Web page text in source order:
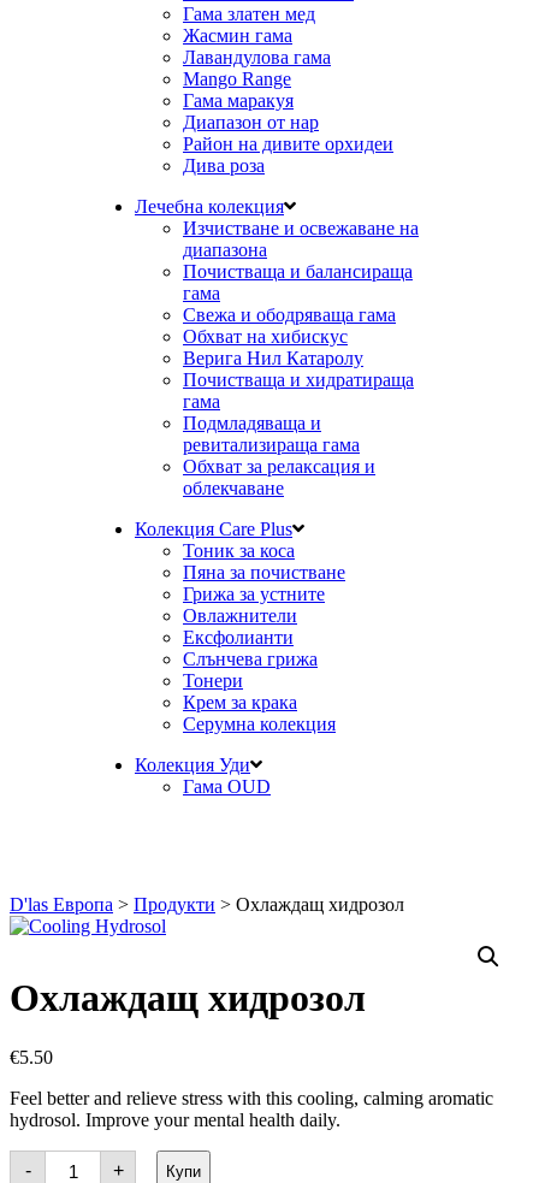
Гама златен мед
Жасмин гама
Лавандулова гама
Mango Range
Гама маракуя
Диапазон от нар
Район на дивите орхидеи
Дива роза
Лечебна колекция
Изчистване и освежаване на
диапазона
Почистваща и балансираща
гама
Свежа и ободряваща гама
Обхват на хибискус
Верига Нил Катаролу
Почистваща и хидратираща
гама
Подмладяваща и
ревитализираща гама
Обхват за релаксация и
облекчаване
Колекция Care Plus
Тоник за коса
Пяна за почистване
Грижа за устните
Овлажнители
Ексфолианти
Слънчева грижа
Тонери
Крем за крака
Серумна колекция
Колекция Уди
Гама OUD
D'las Европа > Продукти > Охлаждащ хидрозол
Охлаждащ хидрозол
€5.50
Feel better and relieve stress with this cooling, calming aromatic
hydrosol. Improve your mental health daily.
-
количество
+ Купи